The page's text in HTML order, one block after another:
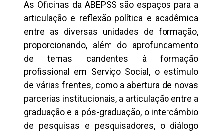
As Oficinas da ABEPSS são espaços para a
articulação e reflexão política e acadêmica
entre as diversas unidades de formação,
proporcionando, além do aprofundamento
de temas candentes à formação
profissional em Serviço Social, o estímulo
de várias frentes, como a abertura de novas
parcerias institucionais, a articulação entre a
graduação e a pós-graduação, o intercâmbio
de pesquisas e pesquisadores, o diálogo